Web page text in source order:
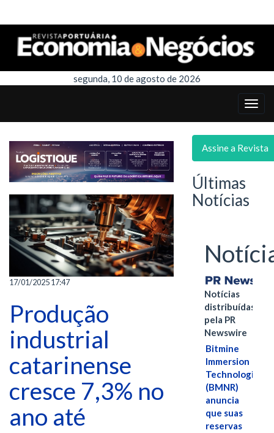
segunda, 10 de agosto de 2026
17/01/2025 17:47
Produção
industrial
catarinense
cresce 7,3% no
ano até
Assine a Revista
Últimas
Notícias
Notícias
distribuídas
pela PR
Newswire
Bitmine
Immersion
Technologies
(BMNR)
anuncia
que suas
reservas